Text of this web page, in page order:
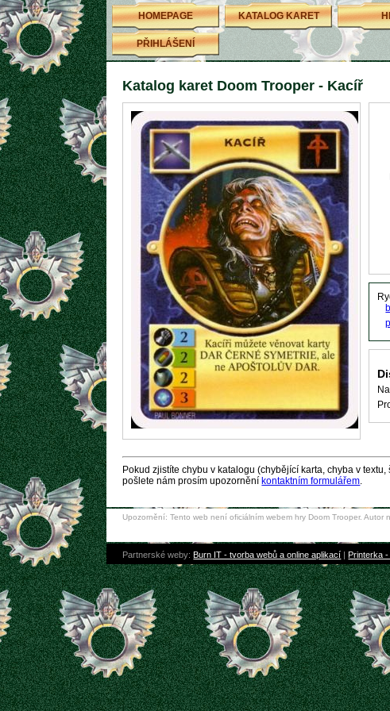
HOMEPAGE KATALOG KARET
PŘIHLÁŠENÍ
Katalog karet Doom Trooper - Kacíř
Pokud zjistíte chybu v katalogu (chybějící karta, chyba v
pošlete nám prosím upozornění kontaktním formulářem.
Upozornění: Tento web není oficiálním webem hry Doom Trooper.
Partnerské weby:Burn IT - tvorba webů a online aplikací |Printerka